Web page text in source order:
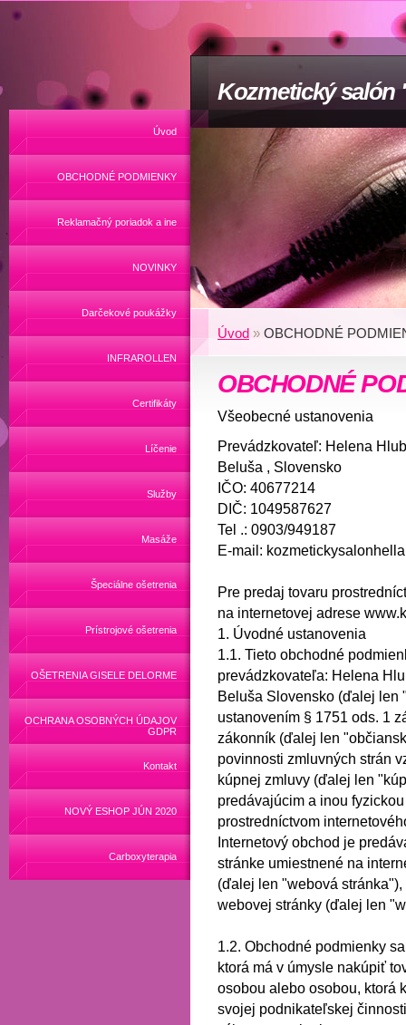
Kozmetický salón
Úvod
OBCHODNÉ PODMIENKY
Reklamačný poriadok a ine
NOVINKY
Darčekové poukážky
INFRAROLLEN
Certifikáty
Líčenie
Služby
Masáže
Špeciálne ošetrenia
Prístrojové ošetrenia
OŠETRENIA GISELE DELORME
OCHRANA OSOBNÝCH ÚDAJOV
GDPR
Kontakt
NOVÝ ESHOP JÚN 2020
Carboxyterapia
Úvod » OBCHODNÉ
OBCHODNÉ
Všeobecné ustanovenia
Prevádzkovateľ: Helena
Beluša , Slovensko
IČO: 40677214
DIČ: 1049587627
Tel .: 0903/949187
E-mail:
Pre predaj tovaru
na internetovej adrese
1. Úvodné ustanovenia
1.1. Tieto obchodné
prevádzkovateľa: Helena
Beluša Slovensko (ďalej len
ustanovením § 1751 ods. 1
zákonník (ďalej len
povinnosti zmluvných strán
kúpnej zmluvy (ďalej len
predávajúcim a inou
prostredníctvom
Internetový obchod je
stránke umiestnené na
(ďalej len "webová
webovej stránky (ďalej len
1.2. Obchodné podmienky
ktorá má v úmysle nakúpiť
osobou alebo osobou, ktorá
svojej podnikateľskej